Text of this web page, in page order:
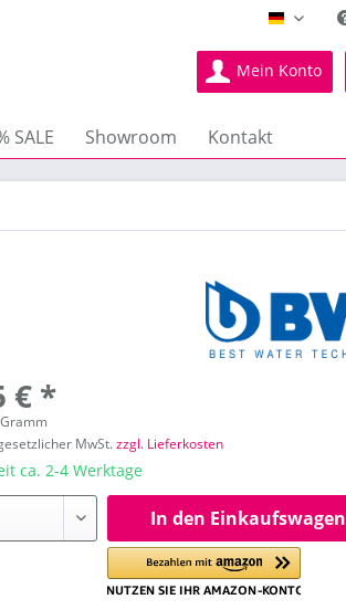
Deutsch
Mein Konto
SALE Showroom Kontakt
€ *
MwSt.zzgl. Lieferkosten
ca. 2-4 Werktage
In den Einkaufswagen